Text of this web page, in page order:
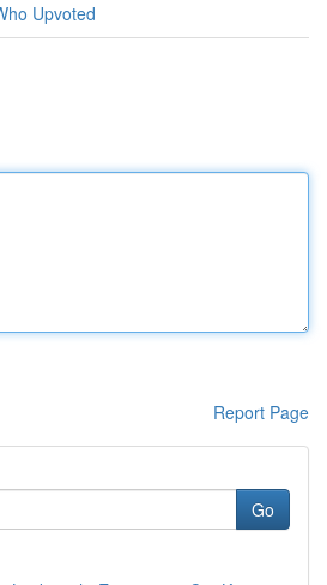
Upvoted
Report Page
Go